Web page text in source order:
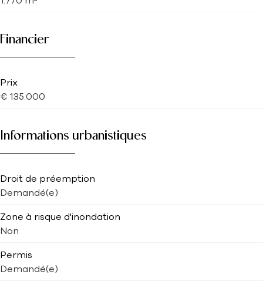
Financier
Prix
€ 135.000
Informations urbanistiques
Droit de préemption
Demandé(e)
Zone à risque d'inondation
Non
Permis
Demandé(e)